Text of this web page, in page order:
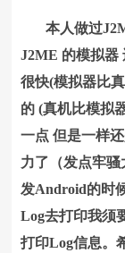
本人做过
J2ME 的模拟器
很快(模拟器比
的 (真机比模拟
一点 但是一样
力了（发点牢
发Android的时
Log去打印我须
打印Log信息。